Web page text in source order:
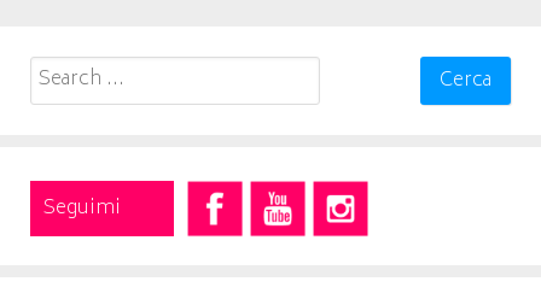
Search
for:
Seguimi